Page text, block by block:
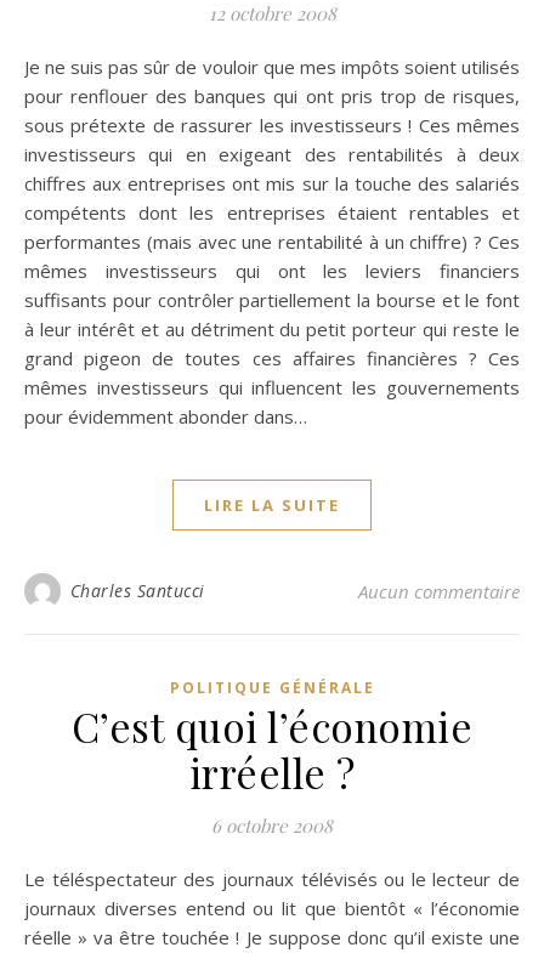
12 octobre 2008
Je ne suis pas sûr de vouloir que mes impôts soient utilisés
pour renflouer des banques qui ont pris trop de risques,
sous prétexte de rassurer les investisseurs ! Ces mêmes
investisseurs qui en exigeant des rentabilités à deux
chiffres aux entreprises ont mis sur la touche des salariés
compétents dont les entreprises étaient rentables et
performantes (mais avec une rentabilité à un chiffre) ? Ces
mêmes investisseurs qui ont les leviers financiers
suffisants pour contrôler partiellement la bourse et le font
à leur intérêt et au détriment du petit porteur qui reste le
grand pigeon de toutes ces affaires financières ? Ces
mêmes investisseurs qui influencent les gouvernements
pour évidemment abonder dans…
LIRE LA SUITE
Charles Santucci Aucun commentaire
POLITIQUE GÉNÉRALE
C’est quoi l’économie
irréelle ?
6 octobre 2008
Le téléspectateur des journaux télévisés ou le lecteur de
journaux diverses entend ou lit que bientôt « l’économie
réelle » va être touchée ! Je suppose donc qu’il existe une